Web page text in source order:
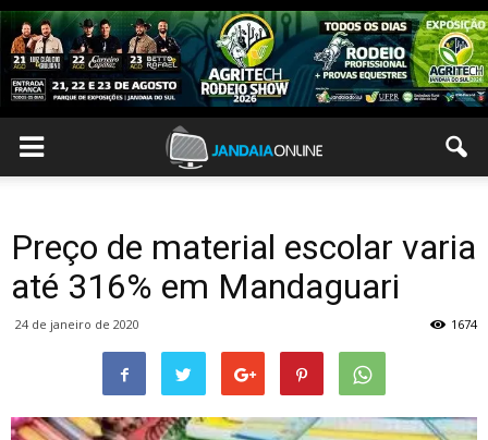
Preço de material escolar varia
até 316% em Mandaguari
24 de janeiro de 2020 1674